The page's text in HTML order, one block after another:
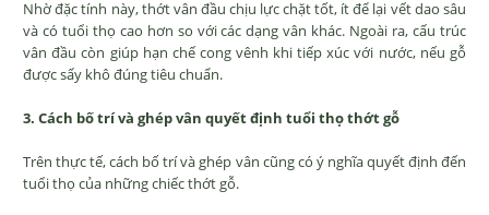
Nhờ đặc tính này, thớt vân đầu chịu lực chặt tốt, ít để lại vết dao sâu
và có tuổi thọ cao hơn so với các dạng vân khác. Ngoài ra, cấu trúc
vân đầu còn giúp hạn chế cong vênh khi tiếp xúc với nước, nếu gỗ
được sấy khô đúng tiêu chuẩn.
3. Cách bố trí và ghép vân quyết định tuổi thọ thớt gỗ
Trên thực tế, cách bố trí và ghép vân cũng có ý nghĩa quyết định đến
tuổi thọ của những chiếc thớt gỗ.